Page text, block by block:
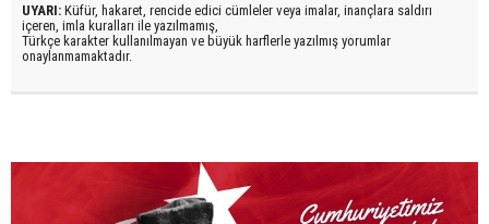
UYARI: Küfür, hakaret, rencide edici cümleler veya imalar, inançlara saldırı
içeren, imla kuralları ile yazılmamış,
Türkçe karakter kullanılmayan ve büyük harflerle yazılmış yorumlar
onaylanmamaktadır.